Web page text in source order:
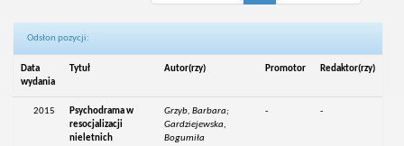
Odsłon pozycji:
Data
wydania
Tytuł Autor(rzy) Promotor Redaktor(rzy)
2015
Psychodrama w
resocjalizacji
nieletnich
Grzyb, Barbara;
Gardziejewska,
Bogumiła
- -